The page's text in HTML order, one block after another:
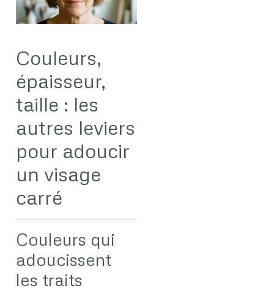
Couleurs,
épaisseur,
taille : les
autres leviers
pour adoucir
un visage
carré
Couleurs qui
adoucissent
les traits